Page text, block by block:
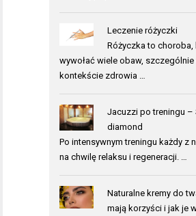
Leczenie różyczki
Różyczka to choroba,
wywołać wiele obaw, szczególnie
kontekście zdrowia …
Jacuzzi po treningu –
diamond
Po intensywnym treningu każdy z
na chwilę relaksu i regeneracji. …
Naturalne kremy do
mają korzyści i jak je